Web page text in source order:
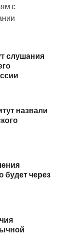
с
слушания
назвали
будет через